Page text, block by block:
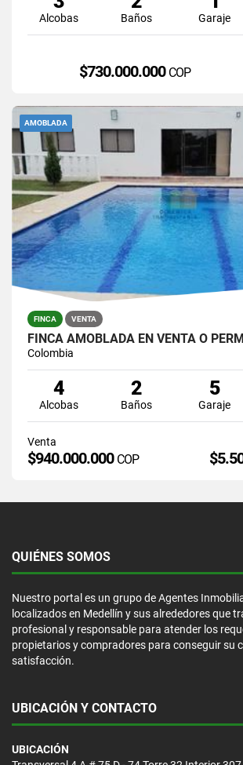
Alcobas Baños Garaje
$730.000.000 COP
AMOBLADA
FINCA VENTA
Colombia
4
Alcobas
2
Baños
5
Garaje
Venta
$940.000.000 COP
QUIÉNES SOMOS
Nuestro portal es un grupo de Agentes
localizados en Medellín y sus alrededores que
profesional y responsable para atender los
propietarios y compradores para conseguir su
satisfacción.
UBICACIÓN Y CONTACTO
UBICACIÓN